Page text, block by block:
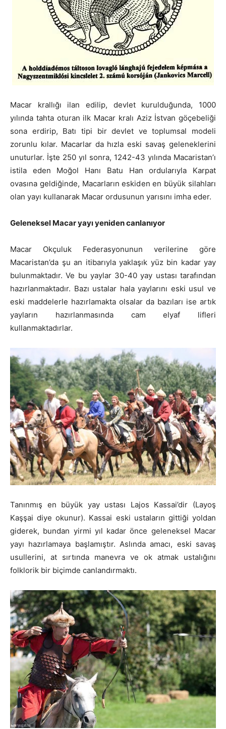
Macar krallığı ilan edilip, devlet kurulduğunda, 1000
yılında tahta oturan ilk Macar kralı Aziz İstvan göçebeliği
sona erdirip, Batı tipi bir devlet ve toplumsal modeli
zorunlu kılar. Macarlar da hızla eski savaş geleneklerini
unuturlar. İşte 250 yıl sonra, 1242-43 yılında Macaristan’ı
istila eden Moğol Hanı Batu Han ordularıyla Karpat
ovasına geldiğinde, Macarların eskiden en büyük silahları
olan yayı kullanarak Macar ordusunun yarısını imha eder.
Geleneksel Macar yayı yeniden canlanıyor
Macar Okçuluk Federasyonunun verilerine göre
Macaristan’da şu an itibarıyla yaklaşık yüz bin kadar yay
bulunmaktadır. Ve bu yaylar 30-40 yay ustası tarafından
hazırlanmaktadır. Bazı ustalar hala yaylarını eski usul ve
eski maddelerle hazırlamakta olsalar da bazıları ise artık
yayların hazırlanmasında cam elyaf lifleri
kullanmaktadırlar.
Tanınmış en büyük yay ustası Lajos Kassai’dir (Layoş
Kaşşai diye okunur). Kassai eski ustaların gittiği yoldan
giderek, bundan yirmi yıl kadar önce geleneksel Macar
yayı hazırlamaya başlamıştır. Aslında amacı, eski savaş
usullerini, at sırtında manevra ve ok atmak ustalığını
folklorik bir biçimde canlandırmaktı.